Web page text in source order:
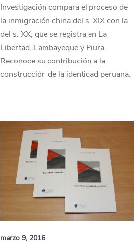
Investigación compara el proceso de
la inmigración china del s. XIX con la
del s. XX, que se registra en La
Libertad, Lambayeque y Piura.
Reconoce su contribución a la
construcción de la identidad peruana.
marzo 9, 2016